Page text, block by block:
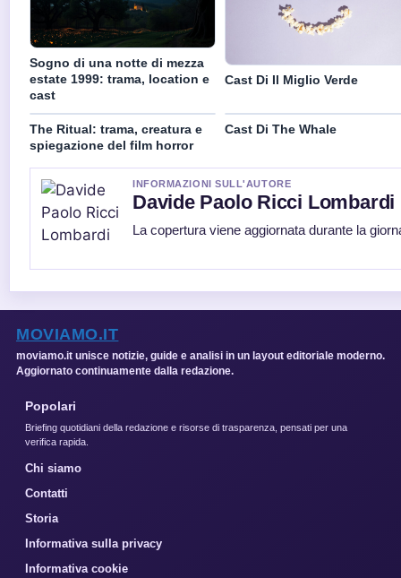
Sogno di una notte di mezza
estate 1999: trama, location e
cast
Cast Di Il Miglio Verde
The Ritual: trama, creatura e
spiegazione del film horror
Cast Di The Whale
INFORMAZIONI SULL'AUTORE
Davide Paolo Ricci Lombardi
La copertura viene aggiornata durante la
MOVIAMO.IT
moviamo.it unisce notizie, guide e analisi in un layout editoriale moderno.
Aggiornato continuamente dalla redazione.
Popolari
Briefing quotidiani della redazione e risorse di trasparenza, pensati per una
verifica rapida.
Chi siamo
Contatti
Storia
Informativa sulla privacy
Informativa cookie